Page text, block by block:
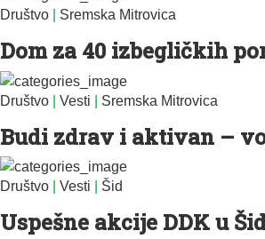
Društvo Sremska Mitrovica
Dom za 40 izbegličkih
Društvo Vesti Sremska Mitrovica
Budi zdrav i aktivan –
Društvo Vesti Šid
Uspešne akcije DDK u